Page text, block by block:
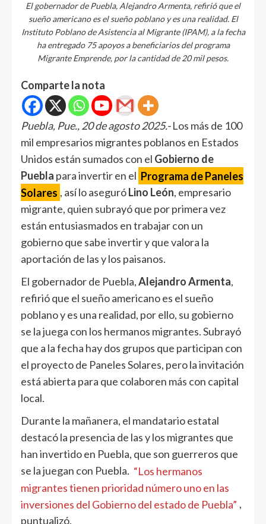
El gobernador de Puebla, Alejandro Armenta, refirió que el
sueño americano es el sueño poblano y es una realidad. El
Instituto Poblano de Asistencia al Migrante (IPAM), a la fecha
ha entregado 75 apoyos a beneficiarios del programa
Migrante Emprende, por la cantidad de 20 mil pesos.
Comparte la nota
Puebla, Pue., 20 de agosto 2025.-Los más de 100
mil empresarios migrantes poblanos en Estados
Unidos están sumados con el Gobierno de
Puebla para invertir en el Programa de Paneles
Solares , así lo aseguróLino León, empresario
migrante, quien subrayó que por primera vez
están entusiasmados en trabajar con un
gobierno que sabe invertir y que valora la
aportación de las y los paisanos.
El gobernador de Puebla,Alejandro Armenta,
refirió que el sueño americano es el sueño
poblano y es una realidad, por ello, su gobierno
se la juega con los hermanos migrantes. Subrayó
que a la fecha hay dos grupos que participan con
el proyecto de Paneles Solares, pero la invitación
está abierta para que colaboren más con capital
local.
Durante la mañanera, el mandatario estatal
destacó la presencia de las y los migrantes que
han invertido en Puebla, que son guerreros que
se la juegan con Puebla. “Los hermanos
migrantes tienen prioridad número uno en las
inversiones del Gobierno del estado de Puebla” ,
puntualizó.